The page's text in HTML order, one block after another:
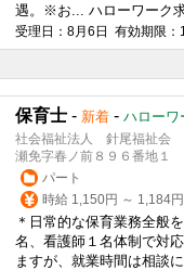
遇。※お... ハローワーク
受理日：8月6日 有効期限：
保育士 - 新着 - ハローワ
社会福祉法人 針尾福祉会
瀬免字春ノ前８９６番地１
パート
時給 1,150円 ～ 1,184円
＊日常的な保育業務全般
名、看護師１名体制で対
ますが、就業時間は相談